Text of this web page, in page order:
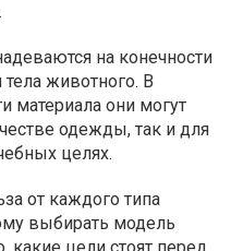
на конечности
животного. В
материала они могут
одежды, так и для
целях.
от каждого типа
выбирать модель